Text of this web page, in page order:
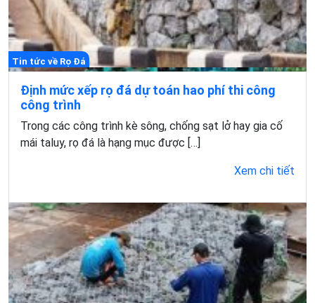
Tin tức về Rọ Đá
Định mức xếp rọ đá dự toán hao phí thi công
công trình
Trong các công trình kè sông, chống sạt lở hay gia cố
mái taluy, rọ đá là hạng mục được […]
Xem chi tiết